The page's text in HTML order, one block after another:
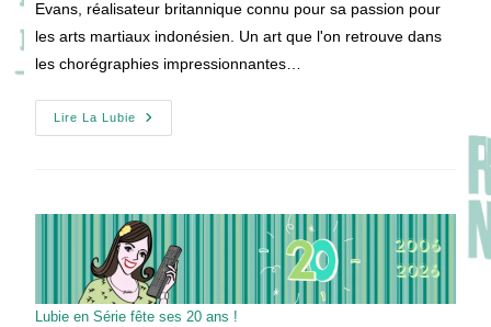
Evans, réalisateur britannique connu pour sa passion pour
les arts martiaux indonésien. Un art que l'on retrouve dans
les chorégraphies impressionnantes…
Lire La Lubie
[VIDEO]
GANGS
De
La
Gangster
Pippa
Bennett-
Warner
!
Lubie en Série fête ses 20 ans !